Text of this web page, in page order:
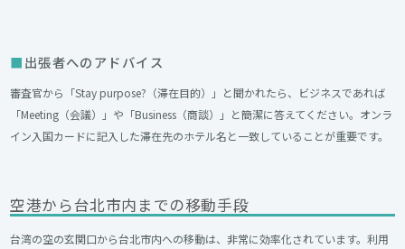
出張者へのアドバイス
審査官から「Stay purpose?（滞在目的）」と聞かれたら、ビジネスであれば
「Meeting（会議）」や「Business（商談）」と簡潔に答えてください。オンラ
イン入国カードに記入した滞在先のホテル名と一致していることが重要です。
空港から台北市内までの移動手段
台湾の空の玄関口から台北市内への移動は、非常に効率化されています。利用